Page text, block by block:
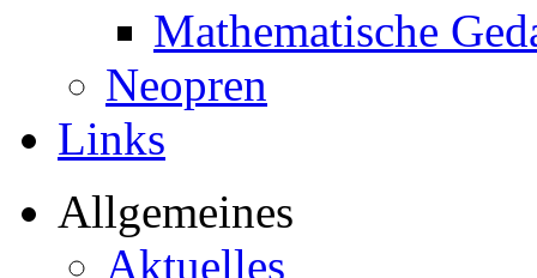
Mathematische
Neopren
Links
Allgemeines
Aktuelles